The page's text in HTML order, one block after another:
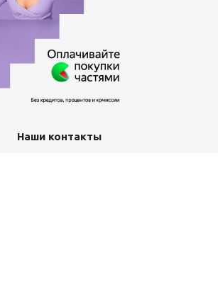
Наши контакты